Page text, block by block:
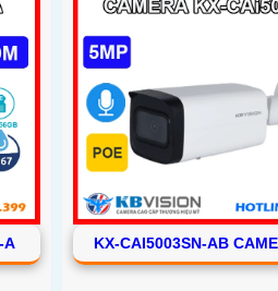
A KX-CAI5003SN-AB